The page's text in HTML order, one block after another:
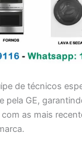
de técnicos
pela GE,
as mais